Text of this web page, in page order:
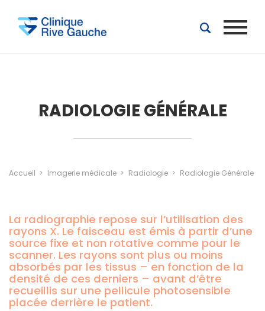
RADIOLOGIE GÉNÉRALE
Accueil Imagerie médicale Radiologie Radiologie Générale
La radiographie repose sur l’utilisation des
rayons X. Le faisceau est émis à partir d’une
source fixe et non rotative comme pour le
scanner. Les rayons sont plus ou moins
absorbés par les tissus – en fonction de la
densité de ces derniers – avant d’être
recueillis sur une pellicule photosensible
placée derrière le patient.